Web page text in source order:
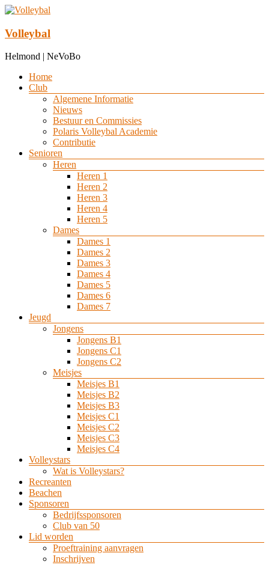
Ga
de
inhoud
Volleybal
Helmond | NeVoBo
Menu
Home
Club
Algemene Informatie
Nieuws
Bestuur en Commissies
Polaris Volleybal Academie
Contributie
Senioren
Heren
Heren 1
Heren 2
Heren 3
Heren 4
Heren 5
Dames
Dames 1
Dames 2
Dames 3
Dames 4
Dames 5
Dames 6
Dames 7
Jeugd
Jongens
Jongens B1
Jongens C1
Jongens C2
Meisjes
Meisjes B1
Meisjes B2
Meisjes B3
Meisjes C1
Meisjes C2
Meisjes C3
Meisjes C4
Volleystars
Wat is Volleystars?
Recreanten
Beachen
Sponsoren
Bedrijfssponsoren
Club van 50
Lid worden
Proeftraining aanvragen
Inschrijven